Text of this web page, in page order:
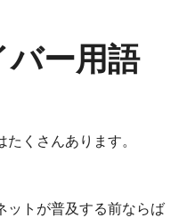
ー用語
くさんあります。
ットが普及する前ならば